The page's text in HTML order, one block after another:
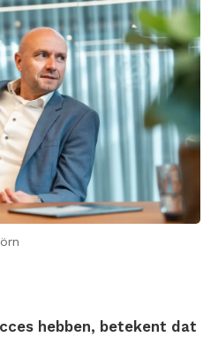
hebben, betekent dat